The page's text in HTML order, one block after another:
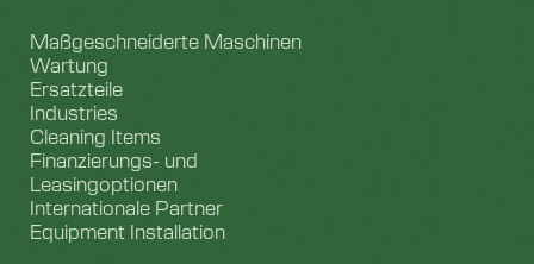
Maßgeschneiderte Maschinen
Wartung
Ersatzteile
Industries
Cleaning Items
Finanzierungs- und
Leasingoptionen
Internationale Partner
Equipment Installation